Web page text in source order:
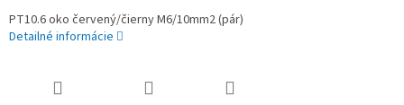
PT10.6 oko červený/čierny M6/10mm2 (pár)
Detailné informácie